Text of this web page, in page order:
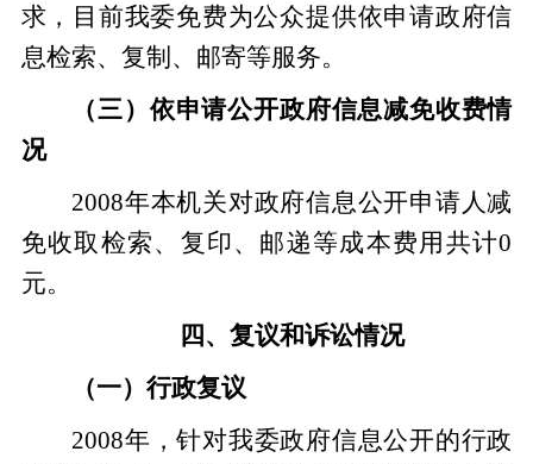
求，目前我委免费为公众提供依申请政府信
息检索、复制、邮寄等服务。
（三）依申请公开政府信息减免收费情
况
2008年本机关对政府信息公开申请人减
免收取检索、复印、邮递等成本费用共计0
元。
四、复议和诉讼情况
（一）行政复议
2008年，针对我委政府信息公开的行政